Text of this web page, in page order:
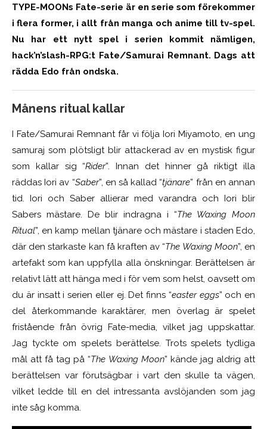
TYPE-MOONs Fate-serie är en serie som förekommer
i flera former, i allt från manga och anime till tv-spel.
Nu har ett nytt spel i serien kommit nämligen,
hack’n’slash-RPG:t Fate/Samurai Remnant. Dags att
rädda Edo från ondska.
Månens ritual kallar
I Fate/Samurai Remnant får vi följa Iori Miyamoto, en ung
samuraj som plötsligt blir attackerad av en mystisk figur
som kallar sig “Rider”. Innan det hinner gå riktigt illa
räddas Iori av “Saber”, en så kallad “tjänare” från en annan
tid. Iori och Saber allierar med varandra och Iori blir
Sabers mästare. De blir indragna i “The Waxing Moon
Ritual”, en kamp mellan tjänare och mästare i staden Edo,
där den starkaste kan få kraften av “The Waxing Moon”, en
artefakt som kan uppfylla alla önskningar. Berättelsen är
relativt lätt att hänga med i för vem som helst, oavsett om
du är insatt i serien eller ej. Det finns “easter eggs” och en
del återkommande karaktärer, men överlag är spelet
fristående från övrig Fate-media, vilket jag uppskattar.
Jag tyckte om spelets berättelse. Trots spelets tydliga
mål att få tag på “The Waxing Moon” kände jag aldrig att
berättelsen var förutsägbar i vart den skulle ta vägen,
vilket ledde till en del intressanta avslöjanden som jag
inte såg komma.